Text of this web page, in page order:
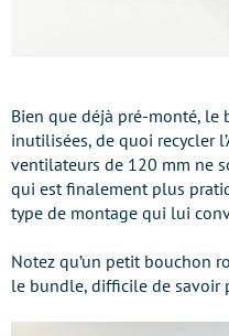
Bien que déjà pré-monté,
inutilisées, de quoi recycler
ventilateurs de 120 mm ne
qui est finalement plus
type de montage qui lui
Notez qu’un petit bouchon
le bundle, difficile de savoir